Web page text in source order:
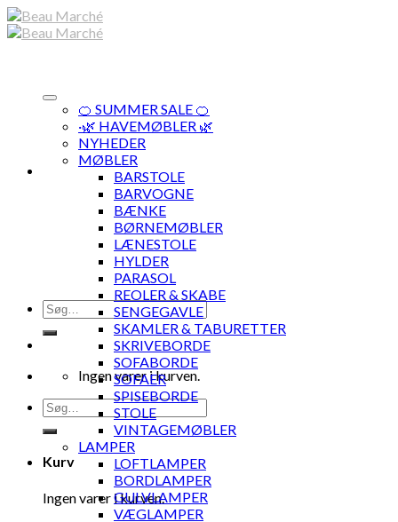
Skip
to
Søg
efter:
Ingen varer i kurven.
Søg
efter:
Kurv
Ingen varer i kurven.
🍊 SUMMER SALE 🍊
·🌿 HAVEMØBLER 🌿
NYHEDER
MØBLER
BARSTOLE
BARVOGNE
BÆNKE
BØRNEMØBLER
LÆNESTOLE
HYLDER
PARASOL
REOLER & SKABE
SENGEGAVLE
SKAMLER & TABURETTER
SKRIVEBORDE
SOFABORDE
SOFAER
SPISEBORDE
STOLE
VINTAGEMØBLER
LAMPER
LOFTLAMPER
BORDLAMPER
GULVLAMPER
VÆGLAMPER